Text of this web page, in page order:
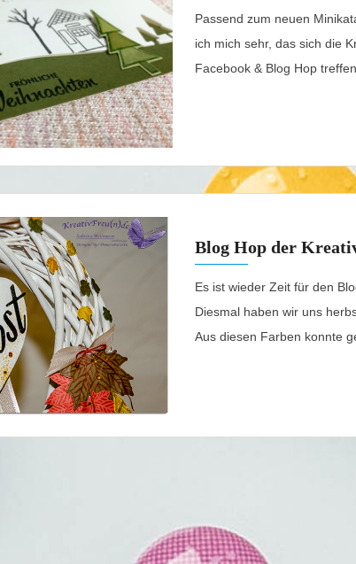
Passend zum neuen
ich mich sehr, das sich die
Facebook & Blog Hop
Blog Hop der
Es ist wieder Zeit für den
Diesmal haben wir uns
Aus diesen Farben konnte